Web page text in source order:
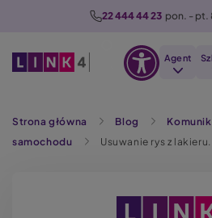
22 444 44 23 pon. -
Agent
Strona główna Blog
samochodu
Usuwanie rys z